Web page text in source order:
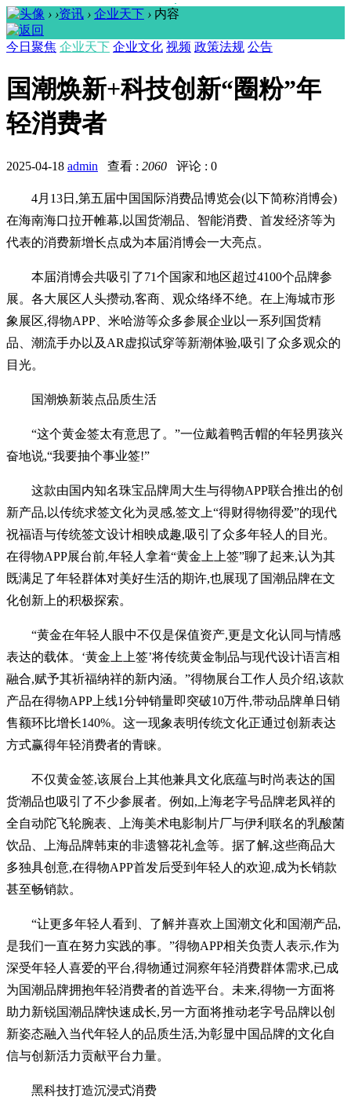
› ›资讯 › 企业天下 › 内容
今日聚焦 企业天下 企业文化 视频 政策法规 公告
国潮焕新+科技创新“圈粉”年
轻消费者
2025-04-18 admin 查看 : 2060 评论 : 0
4月13日,第五届中国国际消费品博览会(以下简称消博会)
在海南海口拉开帷幕,以国货潮品、智能消费、首发经济等为
代表的消费新增长点成为本届消博会一大亮点。
本届消博会共吸引了71个国家和地区超过4100个品牌参
展。各大展区人头攒动,客商、观众络绎不绝。在上海城市形
象展区,得物APP、米哈游等众多参展企业以一系列国货精
品、潮流手办以及AR虚拟试穿等新潮体验,吸引了众多观众的
目光。
国潮焕新装点品质生活
“这个黄金签太有意思了。”一位戴着鸭舌帽的年轻男孩兴
奋地说,“我要抽个事业签!”
这款由国内知名珠宝品牌周大生与得物APP联合推出的创
新产品,以传统求签文化为灵感,签文上“得财得物得爱”的现代
祝福语与传统签文设计相映成趣,吸引了众多年轻人的目光。
在得物APP展台前,年轻人拿着“黄金上上签”聊了起来,认为其
既满足了年轻群体对美好生活的期许,也展现了国潮品牌在文
化创新上的积极探索。
“黄金在年轻人眼中不仅是保值资产,更是文化认同与情感
表达的载体。‘黄金上上签’将传统黄金制品与现代设计语言相
融合,赋予其祈福纳祥的新内涵。”得物展台工作人员介绍,该款
产品在得物APP上线1分钟销量即突破10万件,带动品牌单日销
售额环比增长140%。这一现象表明传统文化正通过创新表达
方式赢得年轻消费者的青睐。
不仅黄金签,该展台上其他兼具文化底蕴与时尚表达的国
货潮品也吸引了不少参展者。例如,上海老字号品牌老凤祥的
全自动陀飞轮腕表、上海美术电影制片厂与伊利联名的乳酸菌
饮品、上海品牌韩束的非遗簪花礼盒等。据了解,这些商品大
多独具创意,在得物APP首发后受到年轻人的欢迎,成为长销款
甚至畅销款。
“让更多年轻人看到、了解并喜欢上国潮文化和国潮产品,
是我们一直在努力实践的事。”得物APP相关负责人表示,作为
深受年轻人喜爱的平台,得物通过洞察年轻消费群体需求,已成
为国潮品牌拥抱年轻消费者的首选平台。未来,得物一方面将
助力新锐国潮品牌快速成长,另一方面将推动老字号品牌以创
新姿态融入当代年轻人的品质生活,为彰显中国品牌的文化自
信与创新活力贡献平台力量。
黑科技打造沉浸式消费